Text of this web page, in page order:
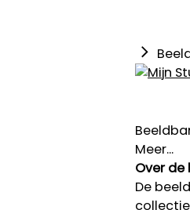
Meer...
Over
De
collectie